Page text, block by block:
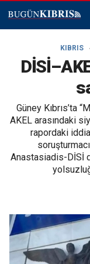
KIBRIS
Güney Kıbrıs’ta
AKEL arasındaki
rapordaki
Anastasiadis-DİSİ